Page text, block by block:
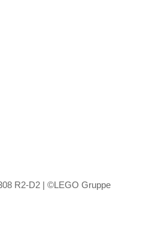
R2-D2 | ©LEGO Gruppe